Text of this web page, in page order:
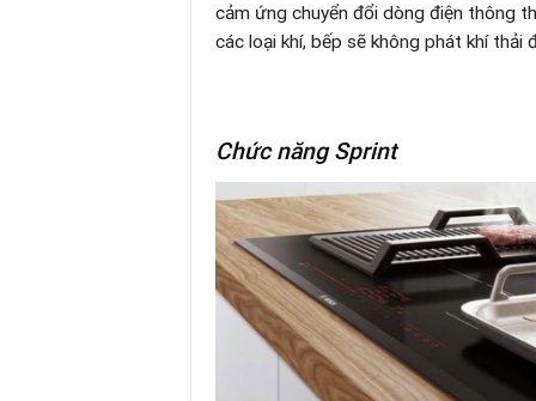
cảm ứng chuyển đổi dòng điện thông
các loại khí, bếp sẽ không phát khí
Chức năng Sprint